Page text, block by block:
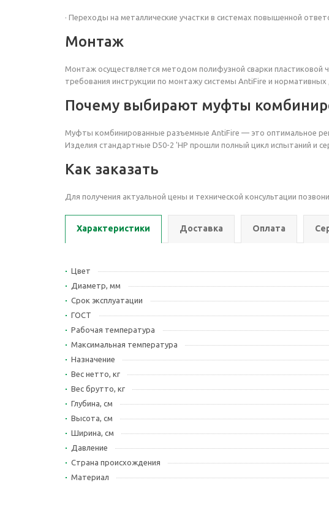
· Переходы на металлические участки в системах повышенной
Монтаж
Монтаж осуществляется методом полифузной сварки пластиковой
требования инструкции по монтажу системы AntiFire и нормативных
Почему выбирают муфты
Муфты комбинированные разъемные AntiFire — это оптимальное
Изделия стандартные D50-2 'НР прошли полный цикл испытаний и
Как заказать
Для получения актуальной цены и технической консультации
Характеристики Доставка Оплата
Цвет
Диаметр, мм
Срок эксплуатации
ГОСТ
Рабочая температура
Максимальная температура
Назначение
Вес нетто, кг
Вес брутто, кг
Глубина, см
Высота, см
Ширина, см
Давление
Страна происхождения
Материал